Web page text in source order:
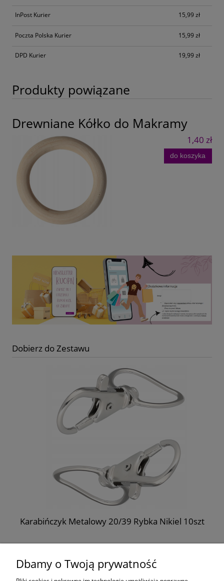
InPost Kurier 15,99 zł
Poczta Polska Kurier 15,99 zł
DPD Kurier 19,99 zł
Produkty powiązane
Drewniane Kółko do Makramy
1,40 zł
do koszyka
Dobierz do Zestawu
Karabińczyk Metalowy 20/39 Rybka Nikiel 10szt
Dbamy o Twoją prywatność